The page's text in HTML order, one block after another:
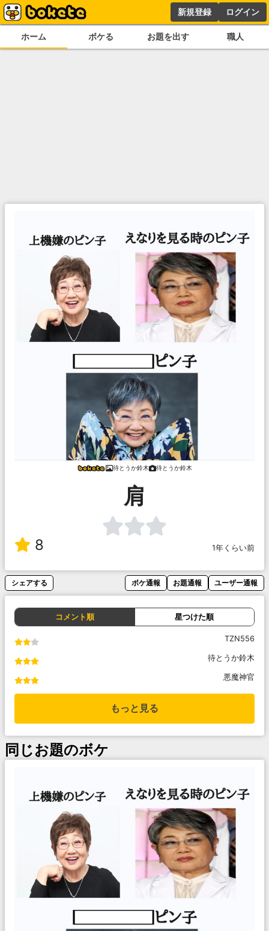
新規登録 ログイン
ホーム ボケる お題を出す 職人
待とうか鈴木 待とうか鈴木
肩
8 1年くらい前
シェアする ボケ通報 お題通報 ユーザー通報
コメント順 星つけた順
TZN556
待とうか鈴木
悪魔神官
もっと見る
同じお題のボケ